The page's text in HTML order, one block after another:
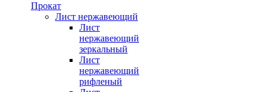
Прокат
Лист нержавеющий
Лист
нержавеющий
зеркальный
Лист
нержавеющий
рифленый